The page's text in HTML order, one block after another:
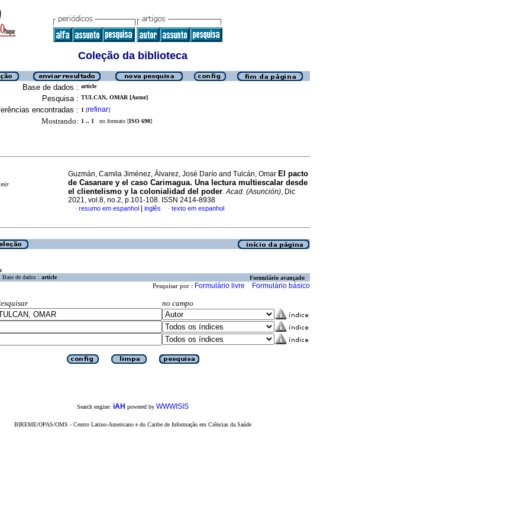
Coleção da biblioteca
Base de dados : article
Pesquisa : TULCAN, OMAR [Autor]
encontradas : 1 [refinar]
Mostrando: 1 .. 1 no formato [ISO 690]
Guzmán, Camila Jiménez, Álvarez, José Darío and Tulcán, Omar El pacto
de Casanare y el caso Carimagua. Una lectura multiescalar desde
el clientelismo y la colonialidad del poder.Acad. (Asunción), Dic
2021, vol.8, no.2, p.101-108. ISSN 2414-8938
· resumo em espanhol inglês · texto em espanhol
Base de dados : article Formulário avançado
Pesquisar por : Formulário livre Formulário básico
no campo
Search engine: iAH powered by WWWISIS
BIREME/OPAS/OMS - Centro Latino-Americano e do Caribe de Informação em Ciências da Saúde